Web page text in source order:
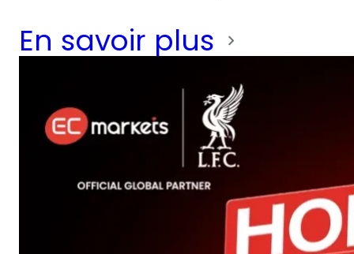
pour intercepter, ou
un gardien choisit de
rester en position ou
de sortir. En trading, la
pression peut être
remarquablement
En savoir plus